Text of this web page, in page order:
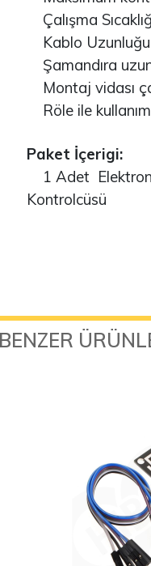
Çalışma
Kablo
Şamandıra
Montaj vidası
Röle ile
Paket İçerigi:
1 Adet
Kontrolcüsü